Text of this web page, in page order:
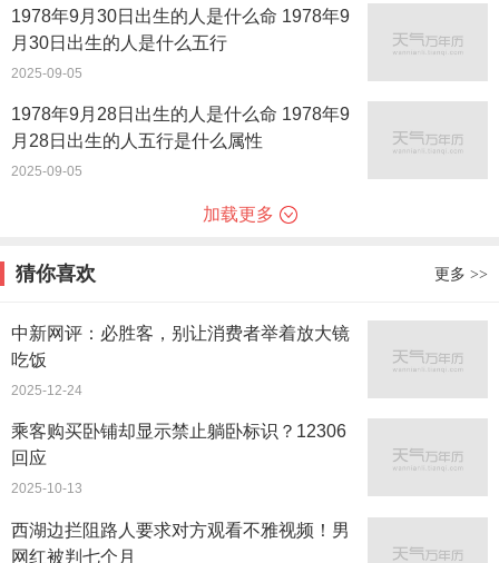
1978年9月30日出生的人是什么命 1978年9
月30日出生的人是什么五行
2025-09-05
1978年9月28日出生的人是什么命 1978年9
月28日出生的人五行是什么属性
2025-09-05
加载更多
猜你喜欢 更多 >>
中新网评：必胜客，别让消费者举着放大镜
吃饭
2025-12-24
乘客购买卧铺却显示禁止躺卧标识？12306
回应
2025-10-13
西湖边拦阻路人要求对方观看不雅视频！男
网红被判七个月